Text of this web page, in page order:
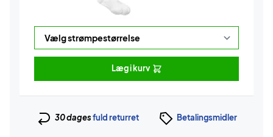
Læg i kurv
30 dagesfuld returret Betalingsmidler